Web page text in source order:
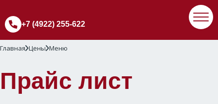
+7 (4922) 255-622
Главная Цены Меню
Прайс лист